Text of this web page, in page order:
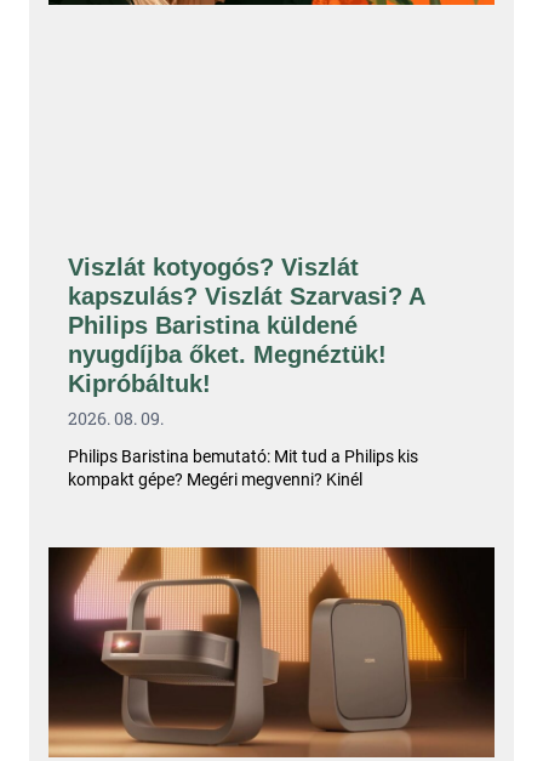
Viszlát kotyogós? Viszlát
kapszulás? Viszlát Szarvasi? A
Philips Baristina küldené
nyugdíjba őket. Megnéztük!
Kipróbáltuk!
2026. 08. 09.
Philips Baristina bemutató: Mit tud a Philips kis
kompakt gépe? Megéri megvenni? Kinél